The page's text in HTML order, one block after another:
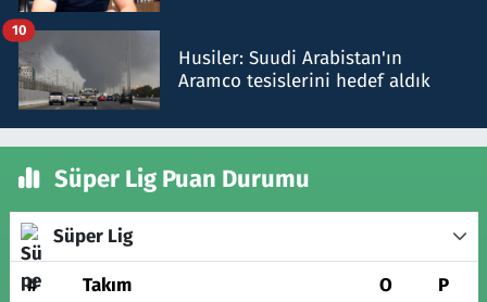
Husiler: Suudi Arabistan'ın
Aramco tesislerini hedef aldık
10
Süper Lig Puan Durumu
Süper Lig
# Takım O P